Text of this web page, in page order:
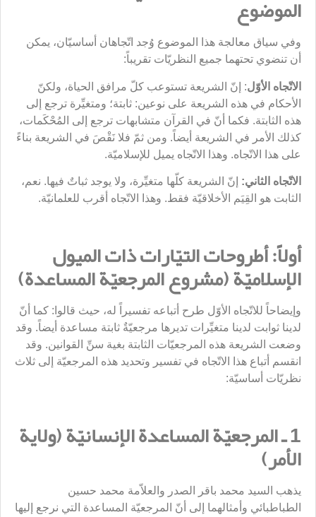
الموضوع
وفي سياق معالجة هذا الموضوع وُجد اتّجاهان أساسيّان، يمكن
أن تنضوي تحتهما جميع النظريّات تقريباً:
الاتّجاه الأوّل: إنّ الشريعة تستوعب كلّ مرافق الحياة، ولكنّ
الأحكام في هذه الشريعة على نوعين: ثابتة؛ ومتغيِّرة ترجع إلى
هذه الثابتة. فكما أنّ في القرآن متشابهات ترجع إلى المُحْكَمات،
كذلك الأمر في الشريعة أيضاً. ومن ثمّ فلا نَقْصَ في الشريعة بناءً
على هذا الاتّجاه. وهذا الاتّجاه يميل للإسلاميّة.
الاتّجاه الثاني: إنّ الشريعة كلّها متغيِّرة، ولا يوجد ثباتٌ فيها. نعم،
الثابت هو القِيَم الأخلاقيّة فقط. وهذا الاتّجاه أقرب للعلمانيّة.
أولاً: أطروحات التيّارات ذات الميول
الإسلاميّة (مشروع المرجعيّة المساعدة)
وإيضاحاً للاتّجاه الأوّل طرح أتباعه تفسيراً له، حيث قالوا: كما أنّ
لدينا ثوابت لدينا متغيِّرات تديرها مرجعيّةٌ ثابتة مساعدة أيضاً. وقد
وضعت الشريعة هذه المرجعيّات الثابتة بغية سنِّ القوانين. وقد
انقسم أتباع هذا الاتّجاه في تفسير وتحديد هذه المرجعيّة إلى ثلاث
نظريّات أساسيّة:
1 ـ المرجعيّة المساعدة الإنسانيّة (ولاية
الأمر)
يذهب السيد محمد باقر الصدر والعلاّمة محمد حسين
الطباطبائي وأمثالهما إلى أنّ المرجعيّة المساعدة التي نرجع إليها